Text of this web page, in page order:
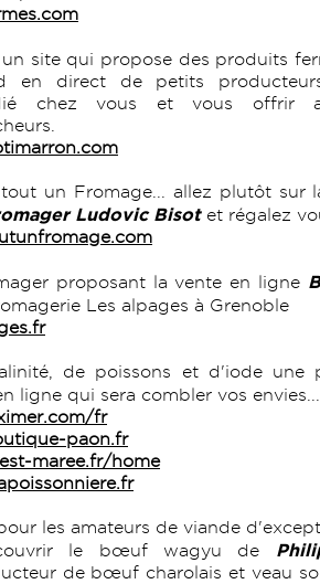
site qui propose des produits
en direct de petits
chez vous et vous offrir
un Fromage... allez plutôt sur
Ludovic Bisot et régalez
proposant la vente en ligne
Les alpages à Grenoble
de poissons et d'iode une
ligne qui sera combler vos envies...
fr
paon.fr
maree.fr/home
les amateurs de viande
le bœuf wagyu de
de bœuf charolais et veau